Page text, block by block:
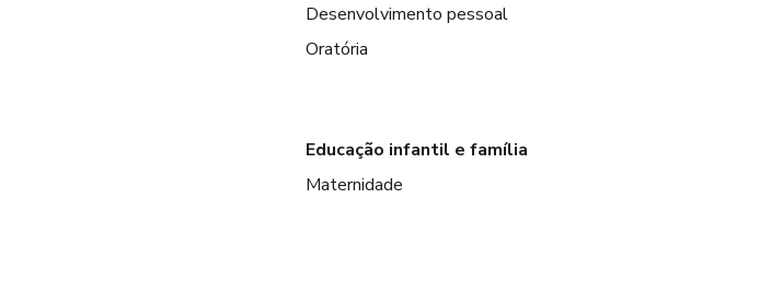
Desenvolvimento pessoal
Oratória
Educação infantil e família
Maternidade